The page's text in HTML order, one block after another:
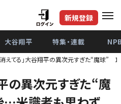
新規登録
大谷翔平 特集・連載
消えてる」大谷翔平の異次元すぎた“魔球”
の異次元すぎた“魔